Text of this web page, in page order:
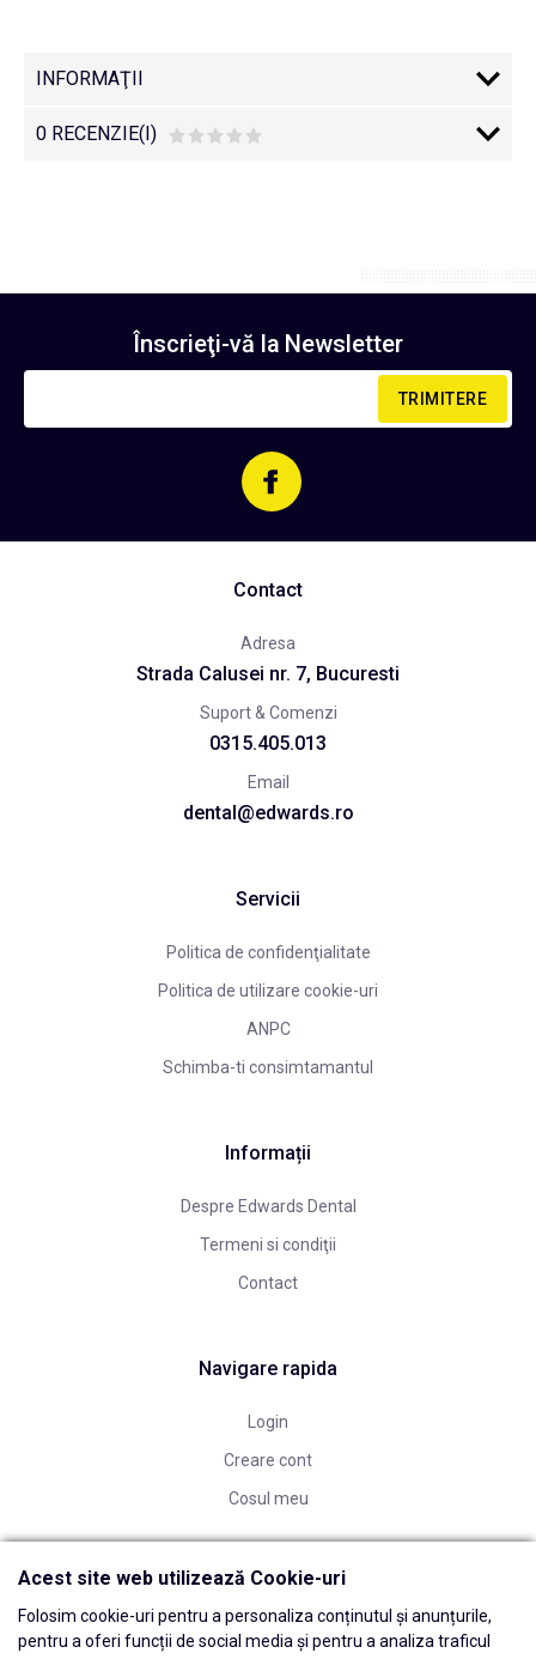
INFORMAŢII
0 RECENZIE(I)
Înscrieţi-vă la Newsletter
TRIMITERE
Contact
Adresa
Strada Calusei nr. 7, Bucuresti
Suport & Comenzi
0315.405.013
Email
dental@edwards.ro
Servicii
Politica de confidenţialitate
Politica de utilizare cookie-uri
ANPC
Schimba-ti consimtamantul
Informații
Despre Edwards Dental
Termeni si condiţii
Contact
Navigare rapida
Login
Creare cont
Cosul meu
Acest site web utilizează Cookie-uri
Folosim cookie-uri pentru a personaliza conținutul și anunțurile,
pentru a oferi funcții de social media și pentru a analiza traficul